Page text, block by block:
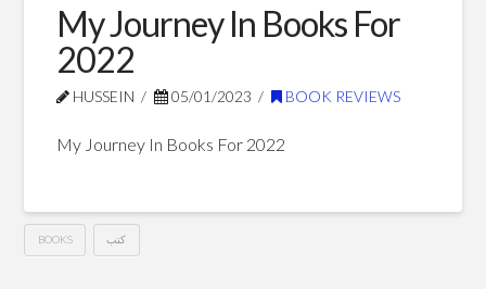
My Journey In Books For
2022
HUSSEIN 05/01/2023 BOOK REVIEWS
My Journey In Books For 2022
BOOKS كتب